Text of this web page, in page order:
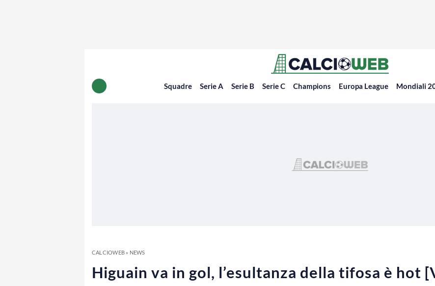
Squadre Serie A Serie B Serie C Champions Europa League Mondiali
CALCIOWEB» NEWS
Higuain va in gol, l’esultanza della tifosa è hot